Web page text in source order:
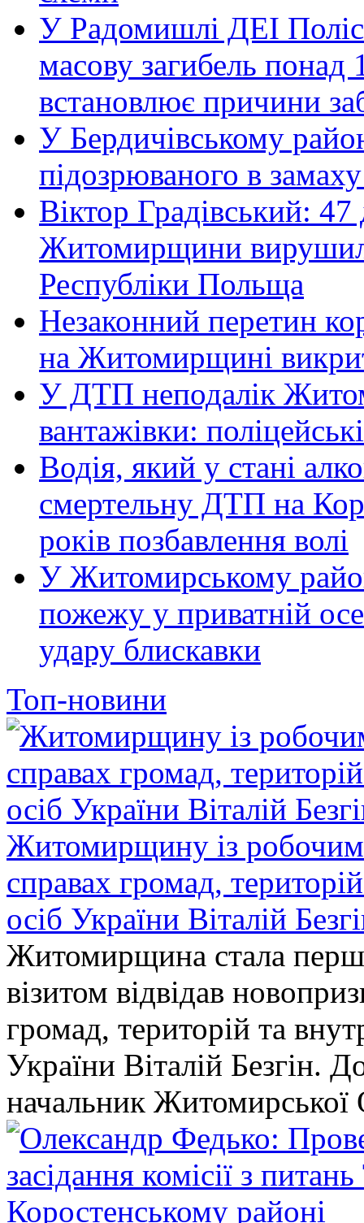
У Радомишлі ДЕІ
масову загибель понад
встановлює причини
У Бердичівському
підозрюваного в
Віктор Градівський: 47
Житомирщини
Республіки Польща
Незаконний перетин
на Житомирщині
У ДТП неподалік
вантажівки:
Водія, який у стані
смертельну ДТП на
років позбавлення волі
У Житомирському
пожежу у приватній
удару блискавки
Топ-новини
Житомирщину із робочим
справах громад,
осіб України Віталій
Житомирщина стала
візитом відвідав
громад, територій та
України Віталій Безгін.
начальник